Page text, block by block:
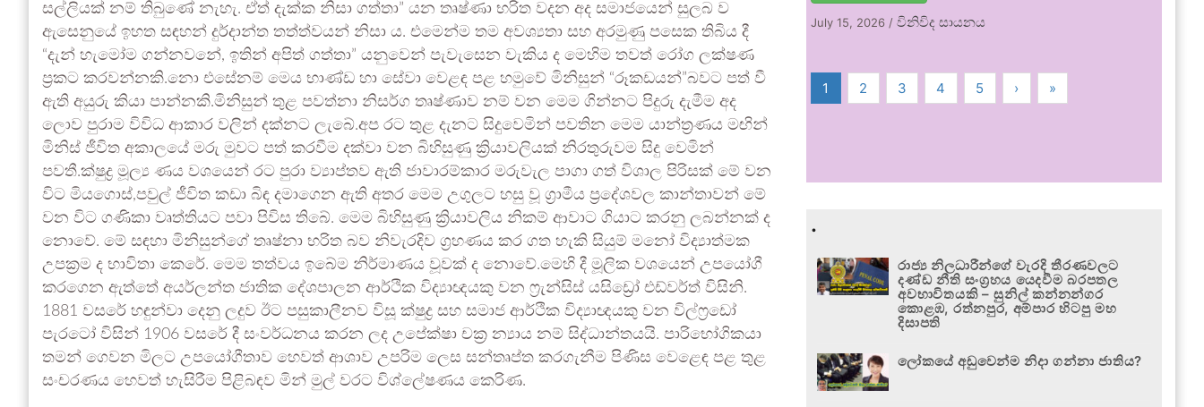
සල්ලියක් නම් තිබුණේ නැහැ. ඒත් දැක්ක නිසා ගත්තා” යන තෘෂ්ණා භරිත වදන අද සමාජයෙන් සුලබ ව
ඇසෙනුයේ ඉහත සඳහන් දුර්දාන්ත තත්ත්වයන් නිසා ය. එමෙන්ම තම අවශ්‍යතා සහ අරමුණු පසෙක තිබිය දී
“දැන් හැමෝම ගන්නවනේ, ඉතින් අපිත් ගත්තා” යනුවෙන් පැවැසෙන වැකිය ද මෙහිම තවත් රෝග ලක්ෂණ
ප්‍රකට කරවන්නකි.නො එසේනම් මෙය භාණ්ඩ හා සේවා වෙළඳ පළ හමුවේ මිනිසුන් “රූකඩයන්”බවට පත් වී
ඇති අයුරු කියා පාන්නකි.මිනිසුන් තුළ පවත්නා නිසර්ග තෘෂ්ණාව නම් වන මෙම ගින්නට පිදුරු දැමීම අද
ලොව පුරාම විවිධ ආකාර වලින් දක්නට ලැබේ.අප රට තුළ දැනට සිදුවෙමින් පවතින මෙම යාන්ත්‍රණය මඟින්
මිනිස් ජීවිත අකාලයේ මරු මුවට පත් කරවීම දක්වා වන බිහිසුණු ක්‍රියාවලියක් නිරතුරුවම සිදු වෙමින්
පවතී.ක්ෂුද්‍ර මූල්‍ය ණය වශයෙන් රට පුරා ව්‍යාප්තව ඇති ජාවාරම්කාර මරුවැල පාගා ගත් විශාල පිරිසක් මේ වන
විට මියගොස්,පවුල් ජීවිත කඩා බිඳ දමාගෙන ඇති අතර මෙම උගුලට හසු වූ ග්‍රාමීය ප්‍රදේශවල කාන්තාවන් මේ
වන විට ගණිකා වෘත්තියට පවා පිවිස තිබේ. මෙම බිහිසුණු ක්‍රියාවලිය නිකම් ආවාට ගියාට කරනු ලබන්නක් ද
නොවේ. මේ සඳහා මිනිසුන්ගේ තෘෂ්නා භරිත බව නිවැරදිව ග්‍රහණය කර ගත හැකි සියුම් මනෝ විද්‍යාත්මක
උපක්‍රම ද භාවිතා කෙරේ. මෙම තත්වය ඉබේම නිර්මාණය වූවක් ද නොවේ.මෙහි දී මූලික වශයෙන් උපයෝගී
කරගෙන ඇත්තේ අයර්ලන්ත ජාතික දේශපාලන ආර්ථික විද්‍යාඥයකු වන ෆ්‍රැන්සිස් යසිඩ්‍රෝ එඩ්වර්ත් විසිනි.
1881 වසරේ හඳුන්වා දෙනු ලදුව ඊට පසුකාලීනව විසූ ක්ෂුද්‍ර සහ සමාජ ආර්ථික විද්‍යාඥයකු වන විල්ෆ්‍රඩෝ
පැරටෝ විසින් 1906 වසරේ දී සංවර්ධනය කරන ලද උපේක්ෂා චක්‍ර න්‍යාය නම් සිද්ධාන්තයයි. පාරිභෝගිකයා
තමන් ගෙවන මිලට උපයෝගීතාව හෙවත් ආශාව උපරිම ලෙස සන්තෘප්ත කරගැනීම පිණිස වෙළෙඳ පළ තුළ
සංචරණය හෙවත් හැසිරීම පිළිබඳව මින් මුල් වරට විශ්ලේෂණය කෙරිණ.
July 15, 2026 /විනිවිද සායනය
1 2 3 4 5 › »
.
රාජ්‍ය නිලධාරීන්ගේ වැරදි තීරණවලට
දණ්ඩ නීති සංග්‍රහය යෙදවීම බරපතල
අවභාවිතයකි – සුනිල් කන්නන්ගර
කොළඹ, රත්නපුර, අම්පාර හිටපු මහ
දිසාපති
ලෝකයේ අඩුවෙන්ම නිදා ගන්නා ජාතිය?